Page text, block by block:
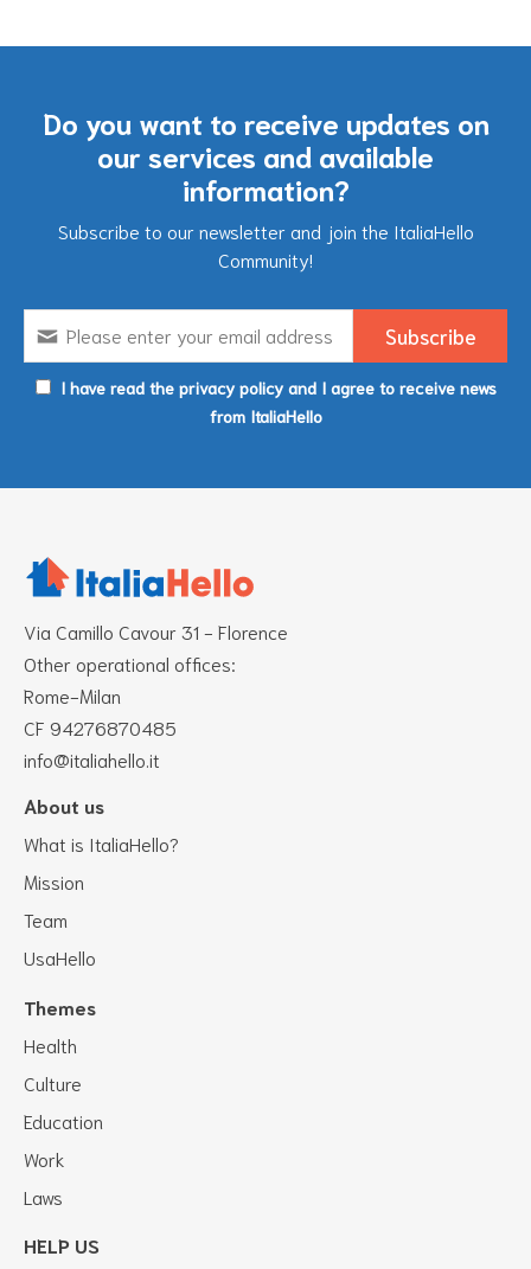
Do you want to receive updates on
our services and available
information?
Subscribe to our newsletter and join the ItaliaHello
Community!
I have read the privacy policy and I agree to receive news
from ItaliaHello
Via Camillo Cavour 31 - Florence
Other operational offices:
Rome-Milan
CF 94276870485
info@italiahello.it
About us
What is ItaliaHello?
Mission
Team
UsaHello
Themes
Health
Culture
Education
Work
Laws
HELP US